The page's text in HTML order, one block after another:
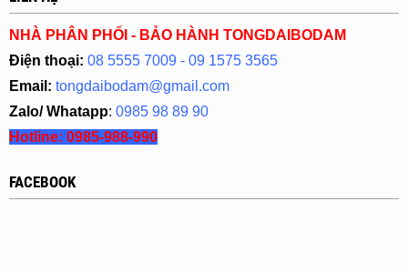
NHÀ PHÂN PHỐI - BẢO HÀNH TONGDAIBODAM
Điện thoại: 08 5555 7009 - 09 1575 3565
Email: tongdaibodam@gmail.com
Zalo/ Whatapp: 0985 98 89 90
Hotline: 0985-988-990
FACEBOOK